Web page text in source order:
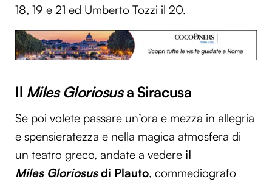
18, 19 e 21 ed Umberto Tozzi il 20.
Il Miles Gloriosusa Siracusa
Se poi volete passare un’ora e mezza in allegria
e spensieratezza e nella magica atmosfera di
un teatro greco, andate a vedere il
Miles Gloriosusdi Plauto, commediografo